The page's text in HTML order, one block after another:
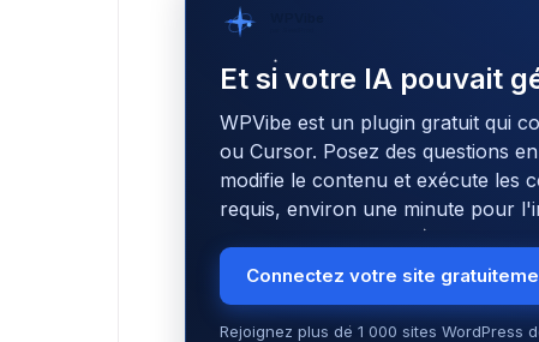
Et si votre IA pouvait
WPVibe est un plugin gratuit qui
ou Cursor. Posez des questions
modifie le contenu et exécute les
requis, environ une minute pour
Connectez votre site
Rejoignez plus de 1 000 sites WordPress